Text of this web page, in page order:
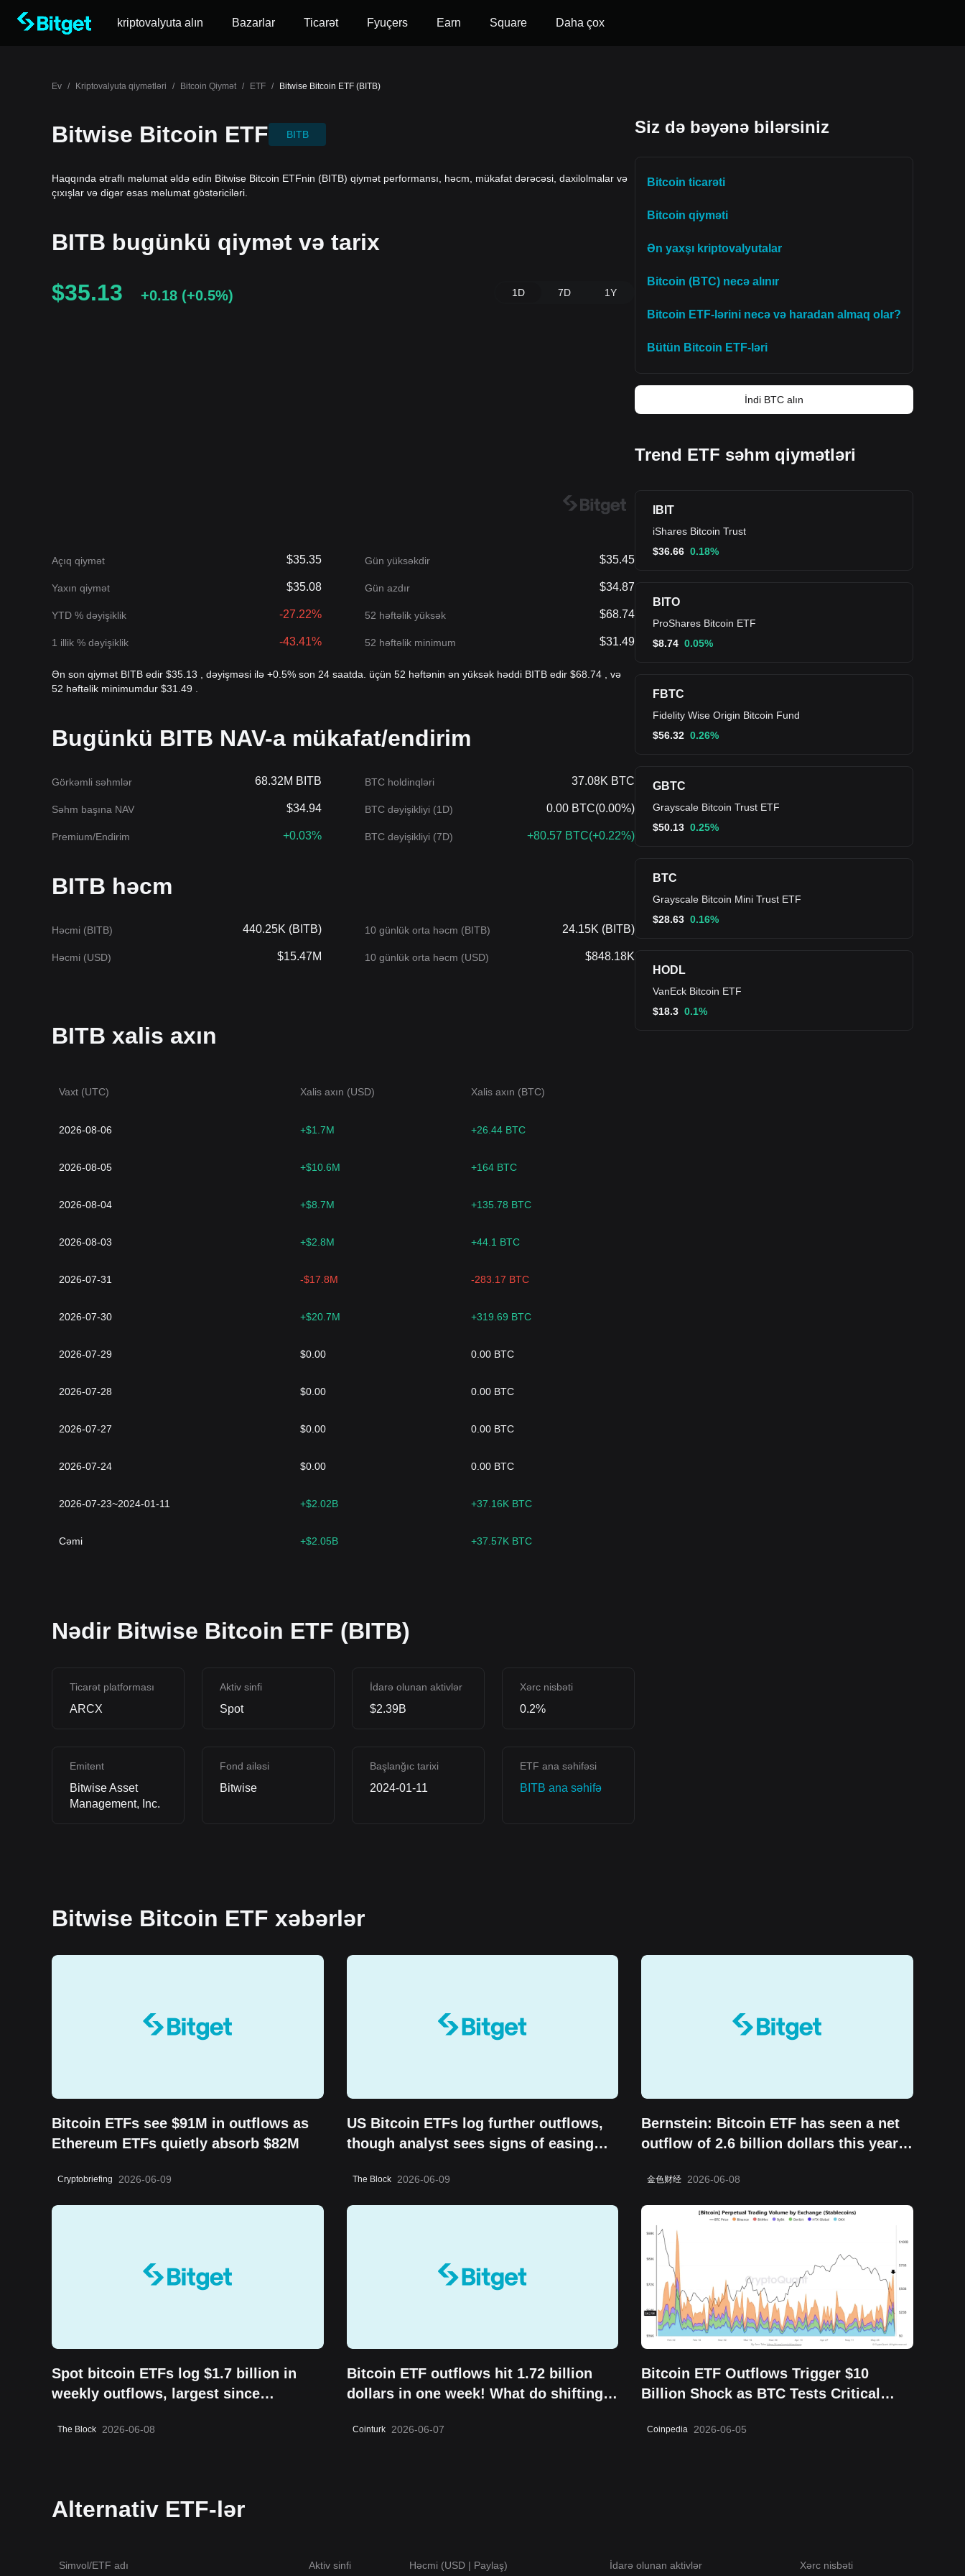
kriptovalyuta alın Bazarlar Ticarət Fyuçers Earn Square Daha çox
Ev / Kriptovalyuta qiymətləri / Bitcoin Qiymət / ETF / Bitwise Bitcoin ETF (BITB)
Bitwise Bitcoin ETF BITB
Haqqında ətraflı məlumat əldə edin Bitwise Bitcoin ETFnin (BITB) qiymət performansı, həcm, mükafat dərəcəsi, daxilolmalar və
çıxışlar və digər əsas məlumat göstəriciləri.
BITB bugünkü qiymət və tarix
$35.13
+0.18 (+0.5%) 1D 7D 1Y
Açıq qiymət $35.35 Gün yüksəkdir $35.45
Yaxın qiymət $35.08 Gün azdır $34.87
YTD % dəyişiklik -27.22% 52 həftəlik yüksək $68.74
1 illik % dəyişiklik -43.41% 52 həftəlik minimum $31.49
Ən son qiymət BITB edir $35.13 , dəyişməsi ilə +0.5% son 24 saatda. üçün 52 həftənin ən yüksək həddi BITB edir $68.74 , və
52 həftəlik minimumdur $31.49 .
Bugünkü BITB NAV-a mükafat/endirim
Görkəmli səhmlər 68.32M BITB BTC holdinqləri 37.08K BTC
Səhm başına NAV $34.94 BTC dəyişikliyi (1D) 0.00 BTC(0.00%)
Premium/Endirim +0.03% BTC dəyişikliyi (7D) +80.57 BTC(+0.22%)
BITB həcm
Həcmi (BITB) 440.25K (BITB) 10 günlük orta həcm (BITB) 24.15K (BITB)
Həcmi (USD) $15.47M 10 günlük orta həcm (USD) $848.18K
BITB xalis axın
Vaxt (UTC) Xalis axın (USD) Xalis axın (BTC)
2026-08-06 +$1.7M +26.44 BTC
2026-08-05 +$10.6M +164 BTC
2026-08-04 +$8.7M +135.78 BTC
2026-08-03 +$2.8M +44.1 BTC
2026-07-31 -$17.8M -283.17 BTC
2026-07-30 +$20.7M +319.69 BTC
2026-07-29 $0.00 0.00 BTC
2026-07-28 $0.00 0.00 BTC
2026-07-27 $0.00 0.00 BTC
2026-07-24 $0.00 0.00 BTC
2026-07-23~2024-01-11 +$2.02B +37.16K BTC
Cəmi +$2.05B +37.57K BTC
Nədir Bitwise Bitcoin ETF (BITB)
Ticarət platforması
ARCX
Aktiv sinfi
Spot
İdarə olunan aktivlər
$2.39B
Xərc nisbəti
0.2%
Emitent
Bitwise Asset
Management, Inc.
Fond ailəsi
Bitwise
Başlanğıc tarixi
2024-01-11
ETF ana səhifəsi
BITB ana səhifə
Siz də bəyənə bilərsiniz
Bitcoin ticarəti
Bitcoin qiyməti
Ən yaxşı kriptovalyutalar
Bitcoin (BTC) necə alınır
Bitcoin ETF-lərini necə və haradan almaq olar?
Bütün Bitcoin ETF-ləri
İndi BTC alın
Trend ETF səhm qiymətləri
IBIT
iShares Bitcoin Trust
$36.66 0.18%
BITO
ProShares Bitcoin ETF
$8.74 0.05%
FBTC
Fidelity Wise Origin Bitcoin Fund
$56.32 0.26%
GBTC
Grayscale Bitcoin Trust ETF
$50.13 0.25%
BTC
Grayscale Bitcoin Mini Trust ETF
$28.63 0.16%
HODL
VanEck Bitcoin ETF
$18.3 0.1%
Bitwise Bitcoin ETF xəbərlər
Bitcoin ETFs see $91M in outflows as
Ethereum ETFs quietly absorb $82M
Cryptobriefing 2026-06-09
US Bitcoin ETFs log further outflows,
though analyst sees signs of easing
The Block 2026-06-09
Bernstein: Bitcoin ETF has seen a net
outflow of 2.6 billion dollars this year,
its long-term value storage attribute
金色财经 2026-06-08
Spot bitcoin ETFs log $1.7 billion in
weekly outflows, largest since
The Block 2026-06-08
Bitcoin ETF outflows hit 1.72 billion
dollars in one week! What do shifting
Cointurk 2026-06-07
Bitcoin ETF Outflows Trigger $10
Billion Shock as BTC Tests Critical
Coinpedia 2026-06-05
Alternativ ETF-lər
Simvol/ETF adı Aktiv sinfi Həcmi (USD | Paylaş) İdarə olunan aktivlər Xərc nisbəti